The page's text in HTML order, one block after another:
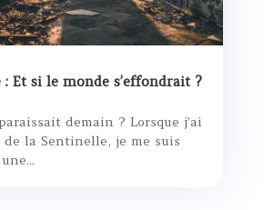
Et si le monde s’effondrait ?
demain ? Lorsque j’ai
de la Sentinelle, je me suis